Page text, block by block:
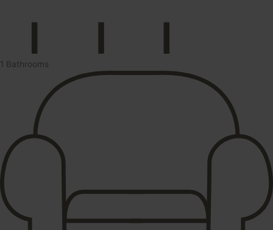
1 Bathrooms